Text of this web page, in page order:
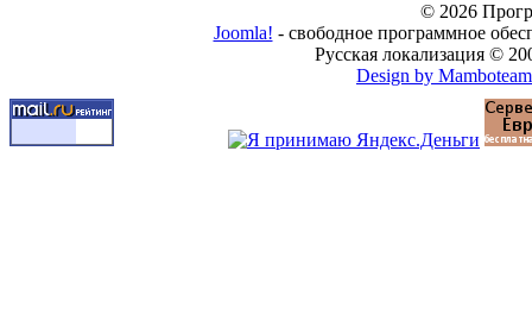
© 2026
Joomla! - свободное программное
Русская локализация ©
Design by